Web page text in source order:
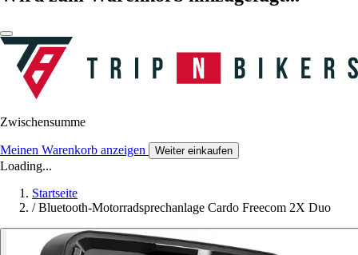
Zwischensumme
Meinen Warenkorb anzeigen Weiter einkaufen
Loading...
Startseite
/ Bluetooth-Motorradsprechanlage Cardo Freecom 2X Duo